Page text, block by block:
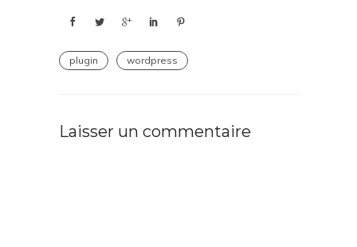
plugin wordpress
Laisser un commentaire